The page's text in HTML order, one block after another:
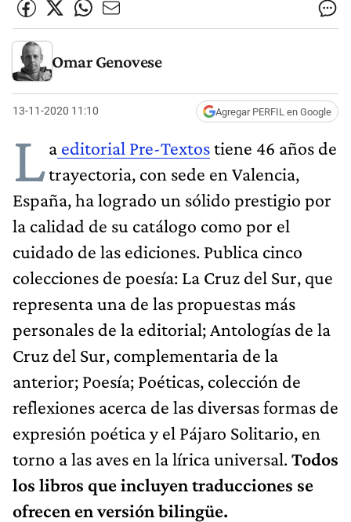
Omar Genovese
13-11-2020 11:10 Agregar PERFIL en Google
La editorial Pre-Textostiene 46 años de
trayectoria, con sede en Valencia,
España, ha logrado un sólido prestigio por
la calidad de su catálogo como por el
cuidado de las ediciones. Publica cinco
colecciones de poesía: La Cruz del Sur, que
representa una de las propuestas más
personales de la editorial; Antologías de la
Cruz del Sur, complementaria de la
anterior; Poesía; Poéticas, colección de
reflexiones acerca de las diversas formas de
expresión poética y el Pájaro Solitario, en
torno a las aves en la lírica universal.Todos
los libros que incluyen traducciones se
ofrecen en versión bilingüe.